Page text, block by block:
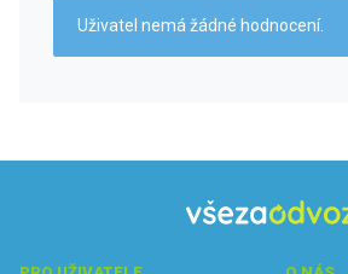
Uživatel nemá žádné hodnocení.